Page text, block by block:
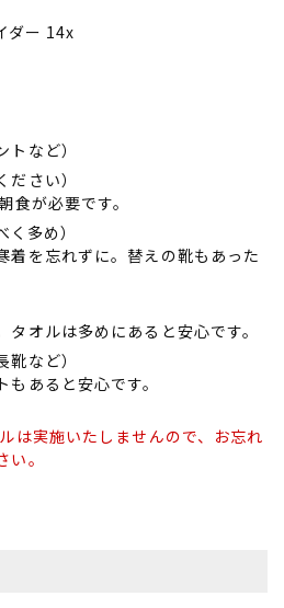
ダー 14x
など）
さい）
が必要です。
多め）
着を忘れずに。替えの靴もあった
オルは多めにあると安心です。
など）
あると安心です。
は実施いたしませんので、お忘れ
。